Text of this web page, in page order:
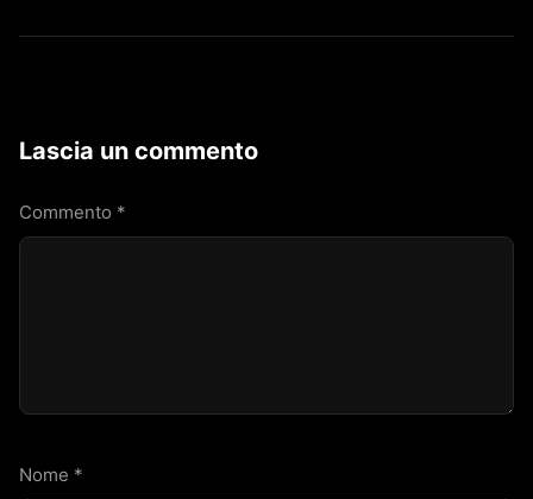
Lascia un commento
Commento *
Nome *